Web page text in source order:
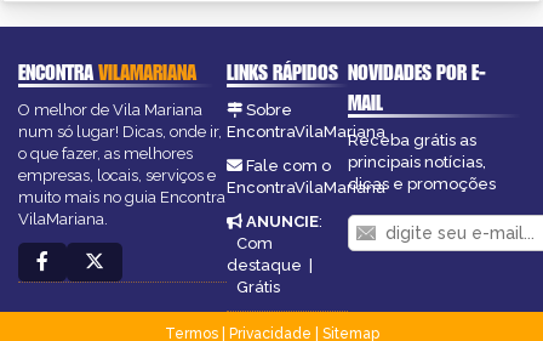
ENCONTRAVILAMARIANA
O melhor de Vila Mariana
num só lugar! Dicas, onde ir,
o que fazer, as melhores
empresas, locais, serviços e
muito mais no guia Encontra
VilaMariana.
LINKS RÁPIDOS
Sobre
EncontraVilaMariana
Fale com o
EncontraVilaMariana
ANUNCIE:
Com
destaque |
Grátis
NOVIDADES POR E-
MAIL
Receba grátis as
principais notícias,
dicas e promoções
Termos| Privacidade
Sitemap